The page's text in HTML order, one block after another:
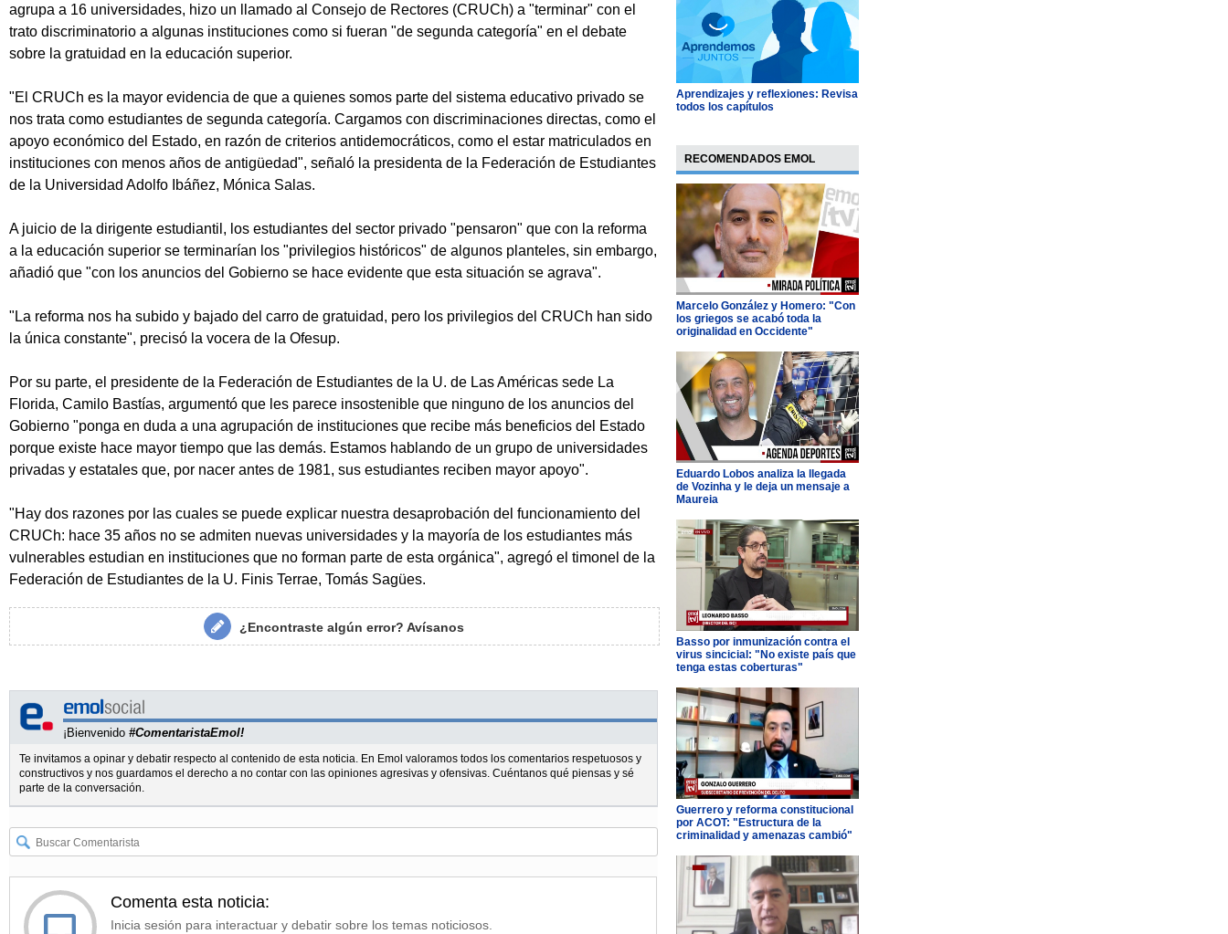
agrupa a 16 universidades, hizo un llamado al Consejo de Rectores (CRUCh) a "terminar" con el
trato discriminatorio a algunas instituciones como si fueran "de segunda categoría" en el debate
sobre la gratuidad en la educación superior.
"El CRUCh es la mayor evidencia de que a quienes somos parte del sistema educativo privado se
nos trata como estudiantes de segunda categoría. Cargamos con discriminaciones directas, como el
apoyo económico del Estado, en razón de criterios antidemocráticos, como el estar matriculados en
instituciones con menos años de antigüedad", señaló la presidenta de la Federación de Estudiantes
de la Universidad Adolfo Ibáñez, Mónica Salas.
A juicio de la dirigente estudiantil, los estudiantes del sector privado "pensaron" que con la reforma
a la educación superior se terminarían los "privilegios históricos" de algunos planteles, sin embargo,
añadió que "con los anuncios del Gobierno se hace evidente que esta situación se agrava".
"La reforma nos ha subido y bajado del carro de gratuidad, pero los privilegios del CRUCh han sido
la única constante", precisó la vocera de la Ofesup.
Por su parte, el presidente de la Federación de Estudiantes de la U. de Las Américas sede La
Florida, Camilo Bastías, argumentó que les parece insostenible que ninguno de los anuncios del
Gobierno "ponga en duda a una agrupación de instituciones que recibe más beneficios del Estado
porque existe hace mayor tiempo que las demás. Estamos hablando de un grupo de universidades
privadas y estatales que, por nacer antes de 1981, sus estudiantes reciben mayor apoyo".
"Hay dos razones por las cuales se puede explicar nuestra desaprobación del funcionamiento del
CRUCh: hace 35 años no se admiten nuevas universidades y la mayoría de los estudiantes más
vulnerables estudian en instituciones que no forman parte de esta orgánica", agregó el timonel de la
Federación de Estudiantes de la U. Finis Terrae, Tomás Sagües.
¿Encontraste algún error?Avísanos
¡Bienvenido #ComentaristaEmol!
Te invitamos a opinar y debatir respecto al contenido de esta noticia. En Emol valoramos todos los comentarios respetuosos y
constructivos y nos guardamos el derecho a no contar con las opiniones agresivas y ofensivas. Cuéntanos qué piensas y sé
parte de la conversación.
Comenta esta noticia:
Inicia sesión para interactuar y debatir sobre los temas noticiosos.
Aprendizajes y reflexiones: Revisa
todos los capítulos
RECOMENDADOS EMOL
Marcelo González y Homero: "Con
los griegos se acabó toda la
originalidad en Occidente"
Eduardo Lobos analiza la llegada
de Vozinha y le deja un mensaje a
Maureia
Basso por inmunización contra el
virus sincicial: "No existe país que
tenga estas coberturas"
Guerrero y reforma constitucional
por ACOT: "Estructura de la
criminalidad y amenazas cambió"